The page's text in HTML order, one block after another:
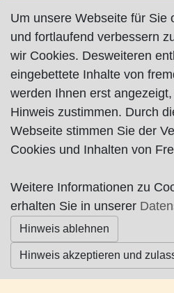
http://www.kloeker-
Impressum|Datenschutz|
Um unsere Webseite für Sie
und fortlaufend verbessern
wir Cookies. Desweiteren
eingebettete Inhalte von
werden Ihnen erst
Hinweis zustimmen. Durch
Webseite stimmen Sie der
Cookies und Inhalten von
Weitere Informationen zu
erhalten Sie in unserer
Hinweis ablehnen
Hinweis akzeptieren und